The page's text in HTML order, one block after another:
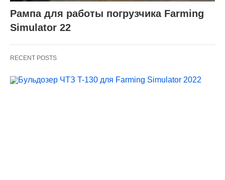
Рампа для работы погрузчика Farming
Simulator 22
RECENT POSTS